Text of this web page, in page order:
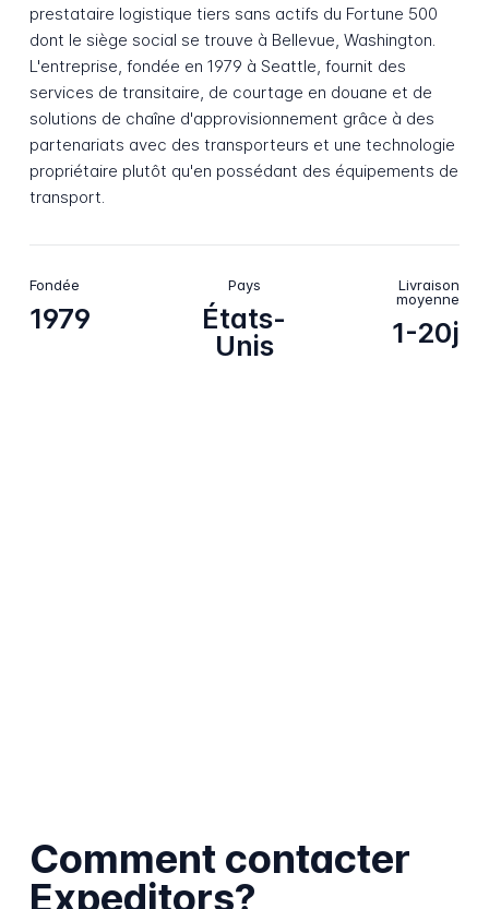
prestataire logistique tiers sans actifs du Fortune 500
dont le siège social se trouve à Bellevue, Washington.
L'entreprise, fondée en 1979 à Seattle, fournit des
services de transitaire, de courtage en douane et de
solutions de chaîne d'approvisionnement grâce à des
partenariats avec des transporteurs et une technologie
propriétaire plutôt qu'en possédant des équipements de
transport.
Fondée
1979
Pays
États-
Unis
Livraison
moyenne
1-20j
Comment contacter
Expeditors?